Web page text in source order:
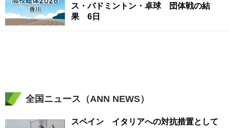
ス・バドミントン・卓球 団体戦の結
果 6日
全国ニュース（ANN NEWS）
スペイン イタリアへの対抗措置として